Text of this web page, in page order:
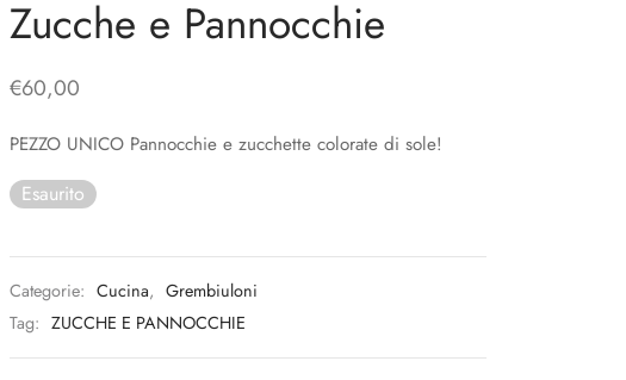
Zucche e Pannocchie
€60,00
PEZZO UNICO Pannocchie e zucchette colorate di sole!
Esaurito
Categorie: Cucina, Grembiuloni
Tag: ZUCCHE E PANNOCCHIE